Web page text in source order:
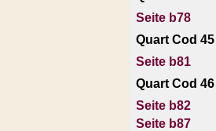
Seite b78
Quart Cod 45
Seite b81
Quart Cod 46
Seite b82
Seite b87